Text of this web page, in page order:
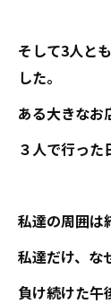
そして3人と
した。
ある大きなお
３人で行った
私達の周囲は
私達だけ、な
負け続けた午